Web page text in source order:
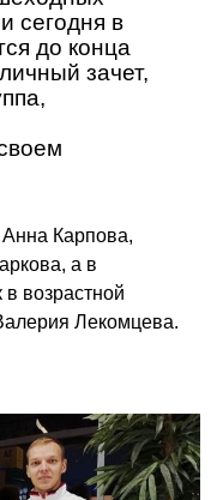
сегодня в
до конца
зачет,
Карпова,
а в
возрастной
Лекомцева.